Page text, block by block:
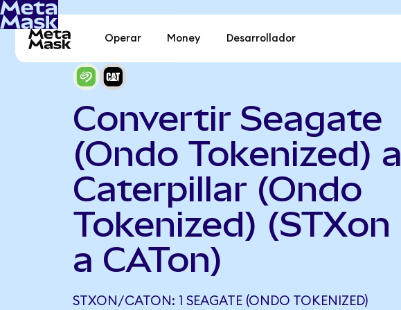
Operar Money Desarrollador
Convertir Seagate
(Ondo Tokenized) a
Caterpillar (Ondo
Tokenized) (STXon
a CATon)
STXON/CATON: 1 SEAGATE (ONDO TOKENIZED)